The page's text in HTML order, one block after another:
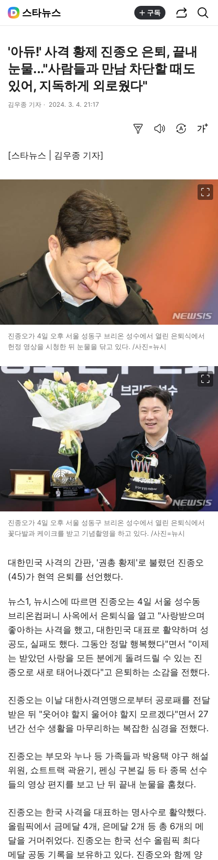
스타뉴스 구독
'아듀!' 사격 황제 진종오 은퇴, 끝내
눈물..."사람들과 만남 차단할 때도
있어, 지독하게 외로웠다"
김우종 기자 2024. 3. 4. 21:17
[스타뉴스 | 김우종 기자]
진종오가 4일 오후 서울 성동구 브리온 성수에서 열린 은퇴식에서
헌정 영상을 시청한 뒤 눈물을 닦고 있다. /사진=뉴시
진종오가 4일 오후 서울 성동구 브리온 성수에서 열린 은퇴식에서
꽃다발과 케이크를 받고 기념촬영을 하고 있다. /사진=뉴시
대한민국 사격의 간판, '권총 황제'로 불렸던 진종오
(45)가 현역 은퇴를 선언했다.
뉴스1, 뉴시스에 따르면 진종오는 4일 서울 성수동
브리온컴퍼니 사옥에서 은퇴식을 열고 "사랑받으며
좋아하는 사격을 했고, 대한민국 대표로 활약하며 성
공도, 실패도 했다. 그동안 정말 행복했다"면서 "이제
는 받았던 사랑을 모든 분에게 돌려드릴 수 있는 진
종오로 새로 태어나겠다"고 은퇴하는 소감을 전했다.
진종오는 이날 대한사격연맹으로부터 공로패를 전달
받은 뒤 "웃어야 할지 울어야 할지 모르겠다"면서 27
년간 선수 생활을 마무리하는 복잡한 심경을 전했다.
진종오는 부모와 누나 등 가족들과 박용택 야구 해설
위원, 쇼트트랙 곽윤기, 펜싱 구본길 등 타 종목 선수
들의 영상 편지를 보고 난 뒤 끝내 눈물을 훔쳤다.
진종오는 한국 사격을 대표하는 명사수로 활약했다.
올림픽에서 금메달 4개, 은메달 2개 등 총 6개의 메
달을 거머쥐었다. 진종오는 한국 선수 올림픽 최다
메달 공동 기록을 보유하고 있다. 진종오와 함께 양